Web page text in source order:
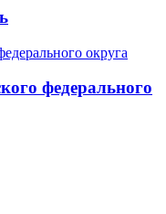
федерального